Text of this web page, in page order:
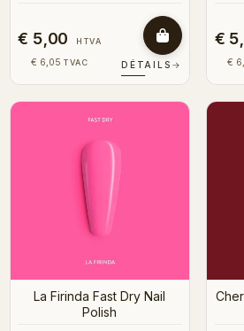
€ 5,00 HTVA
€ 6,05 TVAC DÉTAILS →
€
€
La Firinda Fast Dry Nail
Polish